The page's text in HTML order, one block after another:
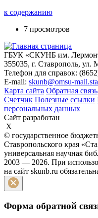
к содержанию
7 просмотров
ГБУК «СКУНБ им.
355035, г. Ставрополь, ул.
Телефон для справок:
E-mail: skunb@omsu-
Карта сайта Обратная связь
Счетчик Полезные ссылки
персональных данных
Сайт разработан
X
© государственное
Ставропольского края
универсальная научная
2003 — 2026. При
на сайт skunb.ru
Форма обратной